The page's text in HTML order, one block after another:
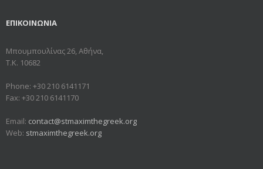
ΕΠΙΚΟΙΝΩΝΙΑ
Μπουμπουλίνας 26, Αθήνα,
Τ.Κ. 10682
Phone: +30 210 6141171
Fax: +30 210 6141170
Email: contact@stmaximthegreek.org
Web: stmaximthegreek.org